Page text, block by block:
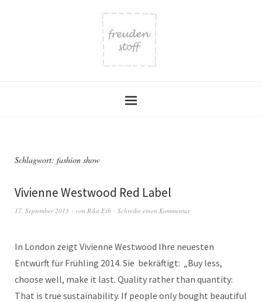
Schlagwort: fashion show
Vivienne Westwood Red Label
17. September 2013 von Rika Erb Schreibe einen Kommentar
In London zeigt Vivienne Westwood Ihre neuesten
Entwürft für Frühling 2014. Sie bekräftigt: „Buy less,
choose well, make it last. Quality rather than quantity:
That is true sustainability. If people only bought beautiful